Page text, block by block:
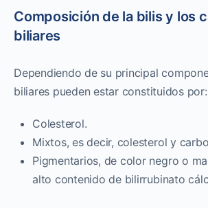
Composición de la bilis y los
biliares
Dependiendo de su principal
biliares pueden estar constituidos por:
Colesterol.
Mixtos, es decir, colesterol y
Pigmentarios, de color negro o
alto contenido de bilirrubinato